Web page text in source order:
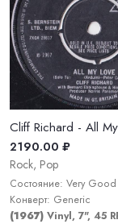
Cliff Richard - All
2190.00 ₽
Rock, Pop
Состояние: Very
Конверт: Generic
(1967) Vinyl, 7", 45